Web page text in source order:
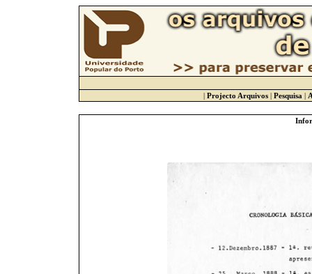
| Projecto Arquivos| Pesquisa |